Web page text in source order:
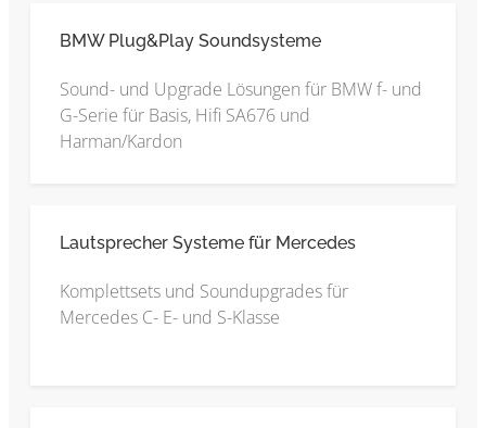
BMW Plug&Play Soundsysteme
Sound- und Upgrade Lösungen für BMW f- und
G-Serie für Basis, Hifi SA676 und
Harman/Kardon
Lautsprecher Systeme für Mercedes
Komplettsets und Soundupgrades für
Mercedes C- E- und S-Klasse